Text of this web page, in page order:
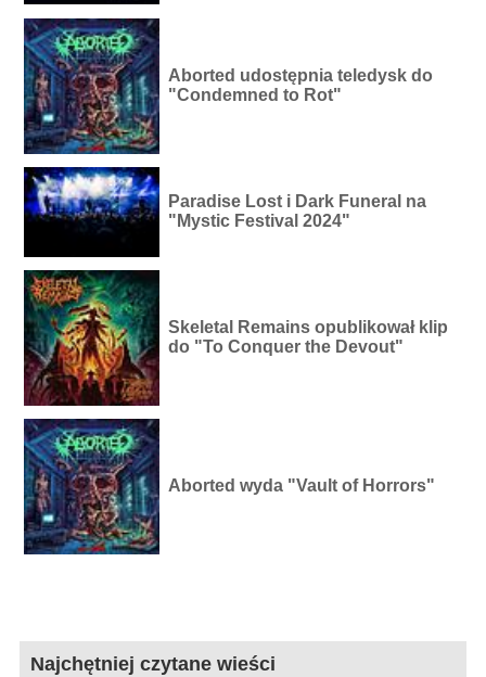
Aborted udostępnia teledysk do
"Condemned to Rot"
Paradise Lost i Dark Funeral na
"Mystic Festival 2024"
Skeletal Remains opublikował klip
do "To Conquer the Devout"
Aborted wyda "Vault of Horrors"
Najchętniej czytane wieści